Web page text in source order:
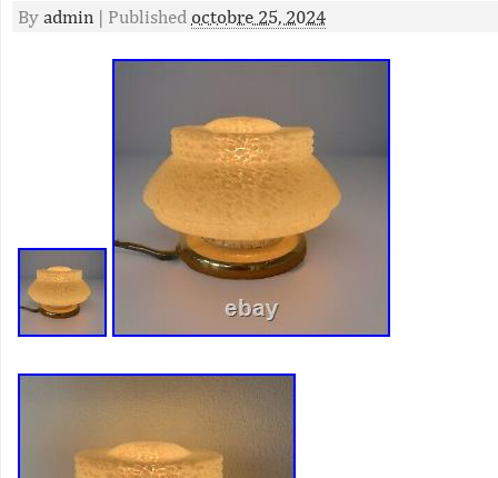
By admin | Published octobre 25, 2024